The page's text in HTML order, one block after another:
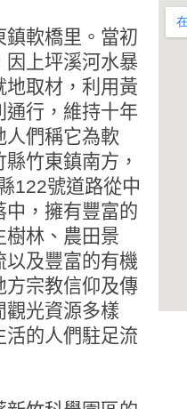
鎮軟橋里。當初
因上坪溪河水暴
地取材，利用黃
通行，維持十年
人們稱它為軟
竹東鎮南方，
122號道路從中
中，擁有豐富的
樹林、農田景
以及豐富的有機
方宗教信仰及傳
觀光資源多樣
活的人們駐足流